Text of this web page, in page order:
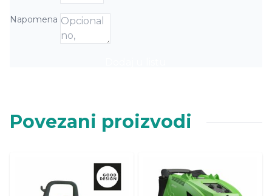
Napomena
Povezani proizvodi